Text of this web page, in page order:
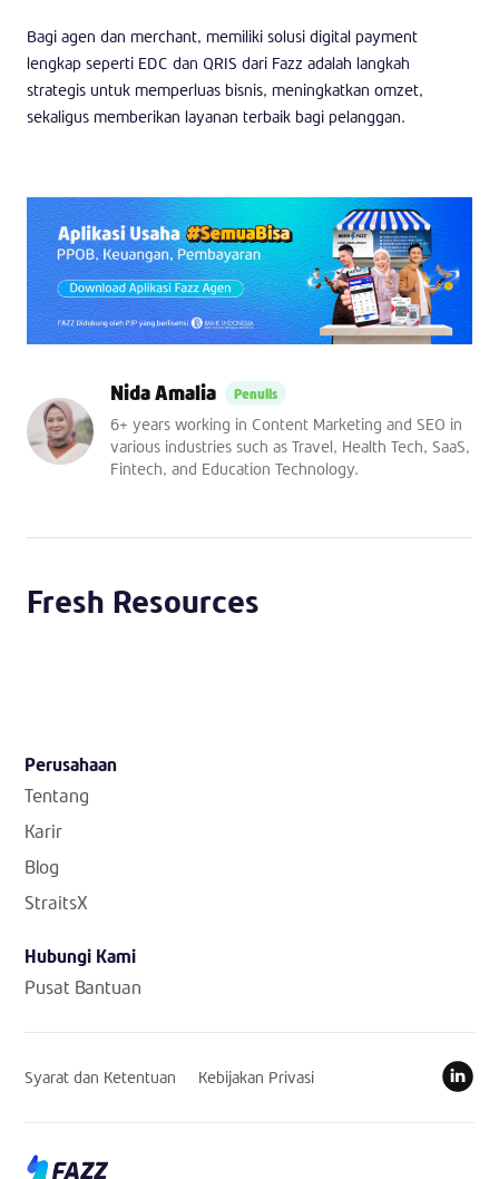
Bagi agen dan merchant, memiliki solusi digital payment
lengkap seperti EDC dan QRIS dari Fazz adalah langkah
strategis untuk memperluas bisnis, meningkatkan omzet,
sekaligus memberikan layanan terbaik bagi pelanggan.
Nida Amalia
6+ years working in Content Marketing and SEO in
various industries such as Travel, Health Tech, SaaS,
Fintech, and Education Technology.
Fresh Resources
Perusahaan
Tentang
Karir
Blog
StraitsX
Hubungi Kami
Pusat Bantuan
Syarat dan Ketentuan Kebijakan Privasi